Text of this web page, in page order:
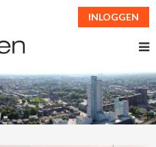
INLOGGEN